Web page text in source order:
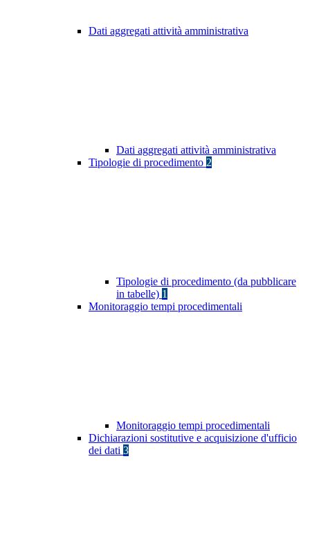
Dati aggregati attività amministrativa
Dati aggregati attività amministrativa
Tipologie di procedimento 2
Tipologie di procedimento (da pubblicare
in tabelle) 1
Monitoraggio tempi procedimentali
Monitoraggio tempi procedimentali
Dichiarazioni sostitutive e acquisizione d'ufficio
dei dati 3